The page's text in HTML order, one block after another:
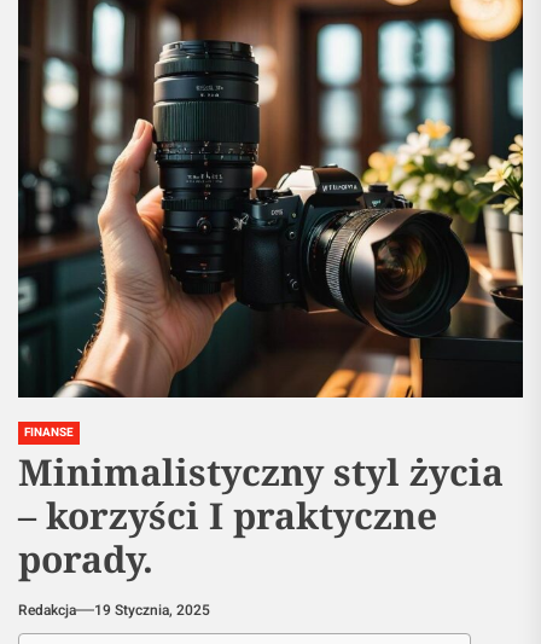
FINANSE
Minimalistyczny styl życia
– korzyści I praktyczne
porady.
Redakcja 19 Stycznia, 2025